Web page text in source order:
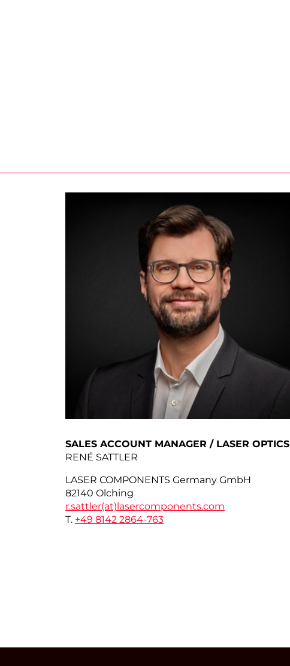
SALES ACCOUNT MANAGER / LASER OPTICS
RENÉ SATTLER
LASER COMPONENTS Germany GmbH
82140 Olching
r.sattler(at)lasercomponents.com
T. +49 8142 2864-763